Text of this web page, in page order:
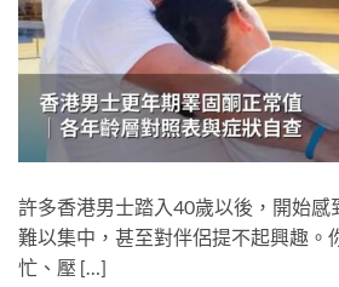
許多香港男士踏入40歲以後，開始感
難以集中，甚至對伴侶提不起興趣。
忙、壓 […]